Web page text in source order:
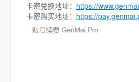
卡密兑换地址： https://
卡密购买地址： https://